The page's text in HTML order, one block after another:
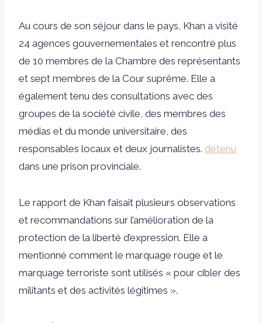
Au cours de son séjour dans le pays, Khan a visité
24 agences gouvernementales et rencontré plus
de 10 membres de la Chambre des représentants
et sept membres de la Cour suprême. Elle a
également tenu des consultations avec des
groupes de la société civile, des membres des
médias et du monde universitaire, des
responsables locaux et deux journalistes. détenu
dans une prison provinciale.
Le rapport de Khan faisait plusieurs observations
et recommandations sur l’amélioration de la
protection de la liberté d’expression. Elle a
mentionné comment le marquage rouge et le
marquage terroriste sont utilisés « pour cibler des
militants et des activités légitimes ».